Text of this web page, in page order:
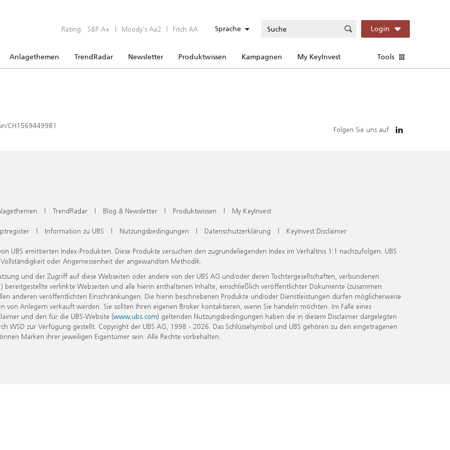
Rating: S&P A+ | Moody’s Aa2 | Fitch AA Sprache Login
Anlagethemen TrendRadar Newsletter Produktwissen Kampagnen My KeyInvest Tools
CH1569449981 Folgen Sie uns auf
| TrendRadar | Blog & Newsletter | Produktwissen | My KeyInvest
| Information zu UBS | Nutzungsbedingungen | Datenschutzerklärung | KeyInvest Disclaimer
UBS emittierten Index-Produkten. Diese Produkte versuchen den zugrundeliegenden Index im Verhältnis 1:1 nachzufolgen. UBS
oder Angemessenheit der angewandten Methodik.
und der Zugriff auf diese Webseiten oder andere von der UBS AG und/oder deren Tochtergesellschaften, verbundenen
verlinkte Webseiten und alle hierin enthaltenen Inhalte, einschließlich veröffentlichter Dokumente (zusammen
anderen veröffentlichten Einschränkungen. Die hierin beschriebenen Produkte und/oder Dienstleistungen dürfen möglicherweise
Anlegern verkauft werden. Sie sollten Ihren eigenen Broker kontaktieren, wenn Sie handeln möchten. Im Falle eines
und den für die UBS-Website (www.ubs.com) geltenden Nutzungsbedingungen haben die in diesem Disclaimer dargelegten
zur Verfügung gestellt. Copyright der UBS AG, 1998 - 2026. Das Schlüsselsymbol und UBS gehören zu den eingetragenen
Marken ihrer jeweiligen Eigentümer sein. Alle Rechte vorbehalten.